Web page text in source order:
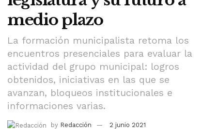
medio plazo
La formación municipalista retoma los
encuentros presenciales para evaluar la
actividad del grupo municipal: logros
obtenidos, iniciativas en las que se
avanzan, bloqueos institucionales e
informaciones varias.
by Redacción
2 junio 2021